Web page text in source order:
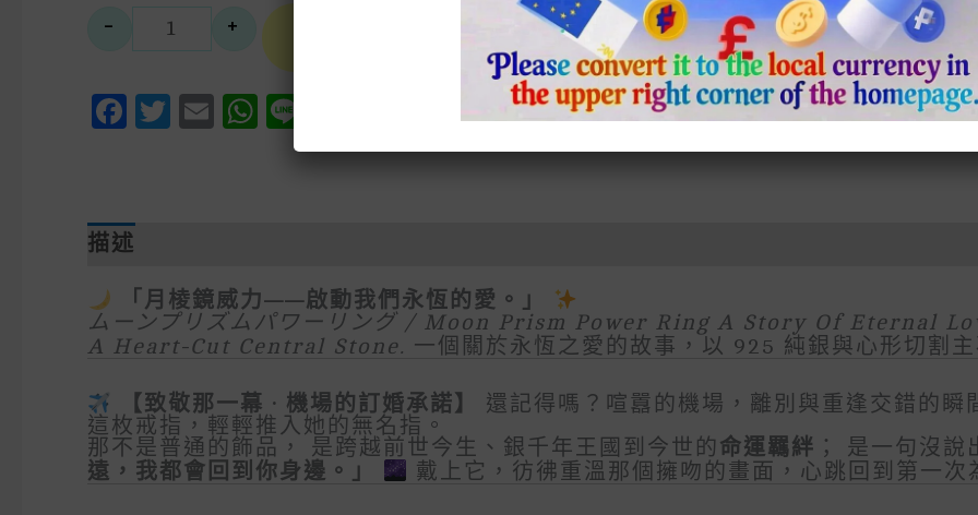
S925銀美少女戰士 劇場版 升級版 求婚訂婚戒指 數量
- +
Alternative:
Facebook
Twitter
EmailWhatsAppMessenger
Pinterest
WeChat
Share
描述
「月棱鏡威力——啟動我們永恆的愛。」
ムーンプリズムパワーリング / Moon Prism Power Ring A Story Of Eternal
A Heart-Cut Central Stone. 一個關於永恆之愛的故事，以 925 純銀與心形切割
【致敬那一幕 · 機場的訂婚承諾】
還記得嗎？喧囂的機場，離別與重逢交錯的
這枚戒指，輕輕推入她的無名指。
那不是普通的飾品， 是跨越前世今生、銀千年王國到今世的 命運羈絆 ； 是一句沒
遠，我都會回到你身邊。」
戴上它，彷彿重溫那個擁吻的畫面，心跳回到第一次